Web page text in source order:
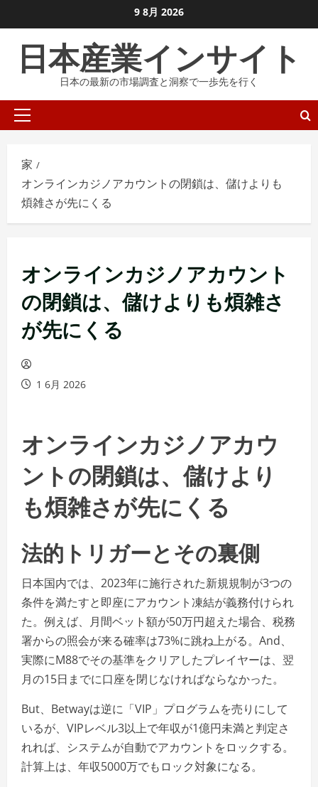
ン
に
ま
9 8月 2026
日本産業インサイト
日本の最新の市場調査と洞察で一歩先を行く
プ
イ
マ
リ
メ
ー
家
オンラインカジノアカウントの閉鎖は、儲けよりも
煩雑さが先にくる
オンラインカジノアカウント
の閉鎖は、儲けよりも煩雑さ
が先にくる
1 6月 2026
オンラインカジノアカウ
ントの閉鎖は、儲けより
も煩雑さが先にくる
法的トリガーとその裏側
日本国内では、2023年に施行された新規規制が3つの
条件を満たすと即座にアカウント凍結が義務付けられ
た。例えば、月間ベット額が50万円超えた場合、税務
署からの照会が来る確率は73%に跳ね上がる。And、
実際にM88でその基準をクリアしたプレイヤーは、翌
月の15日までに口座を閉じなければならなかった。
But、Betwayは逆に「VIP」プログラムを売りにして
いるが、VIPレベル3以上で年収が1億円未満と判定さ
れれば、システムが自動でアカウントをロックする。
計算上は、年収5000万でもロック対象になる。